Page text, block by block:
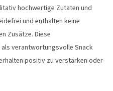
hochwertige Zutaten und
und enthalten keine
Zusätze. Diese
verantwortungsvolle Snack
positiv zu verstärken oder